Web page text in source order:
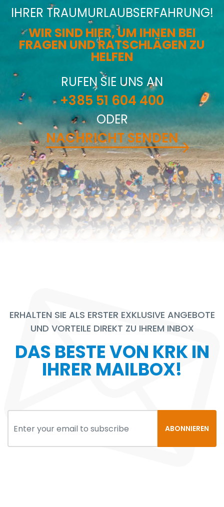
IHRER TRAUMURLAUBSERFAHRUNG!
WIR SIND HIER, UM IHNEN BEI
FRAGEN UND RATSCHLÄGEN ZU
HELFEN
RUFEN SIE UNS AN
+385 51 604 400
ODER
NACHRICHT SENDEN
ERHALTEN SIE ALS ERSTER EXKLUSIVE ANGEBOTE
UND VORTEILE DIREKT ZU IHREM INBOX
DAS BESTE VON KRK IN
IHRER MAILBOX!
ABONNIEREN